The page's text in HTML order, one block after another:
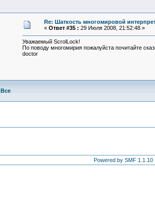
Re: Шаткость многомировой
« Ответ #35 : 29 Июля 2008, 21:52:48 »
Уважаемый ScrolLock!
По поводу многомирия пожалуйста почитайте
doctor
Все
Powered by SMF 1.1.10